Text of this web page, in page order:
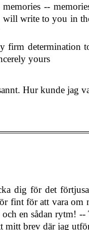
--
will write to you in
firm determination
yours
Hur kunde
dig för det
fint för att vara om
en sådan rytm!
mitt brev där jag